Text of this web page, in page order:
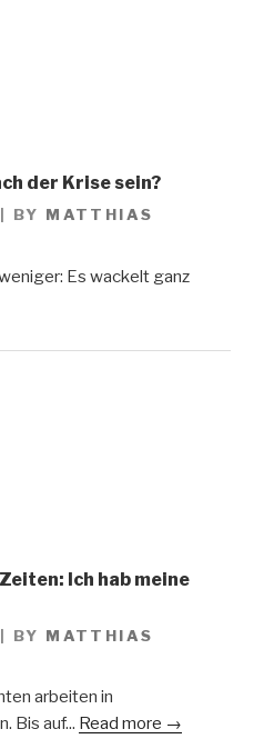
der Krise sein?
BY MATTHIAS
Es wackelt ganz
Ich hab meine
| BY MATTHIAS
arbeiten in
Bis auf... Read more →